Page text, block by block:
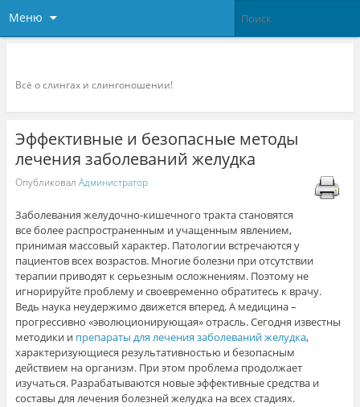
Меню
Всё о слингах и слингоношении!
Эффективные и безопасные методы
лечения заболеваний желудка
Опубликовал Администратор
Заболевания желудочно-кишечного тракта становятся
все более распространенным и учащенным явлением,
принимая массовый характер. Патологии встречаются у
пациентов всех возрастов. Многие болезни при отсутствии
терапии приводят к серьезным осложнениям. Поэтому не
игнорируйте проблему и своевременно обратитесь к врачу.
Ведь наука неудержимо движется вперед. А медицина –
прогрессивно «эволюционирующая» отрасль. Сегодня известны
методики и препараты для лечения заболеваний желудка,
характеризующиеся результативностью и безопасным
действием на организм. При этом проблема продолжает
изучаться. Разрабатываются новые эффективные средства и
составы для лечения болезней желудка на всех стадиях.